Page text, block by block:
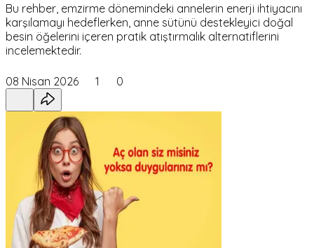
Bu rehber, emzirme dönemindeki annelerin enerji ihtiyacını
karşılamayı hedeflerken, anne sütünü destekleyici doğal
besin öğelerini içeren pratik atıştırmalık alternatiflerini
incelemektedir.
08 Nisan 2026 1 0